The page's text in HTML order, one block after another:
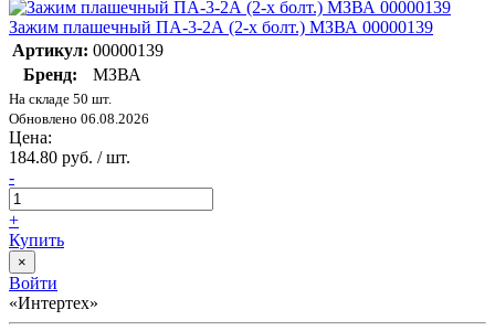
Зажим плашечный ПА-3-2А (2-х болт.) МЗВА 00000139
Артикул: 00000139
Бренд:
МЗВА
На складе 50 шт.
Обновлено 06.08.2026
Цена:
184.80 руб. / шт.
-
+
Купить
×
Войти
«Интертех»